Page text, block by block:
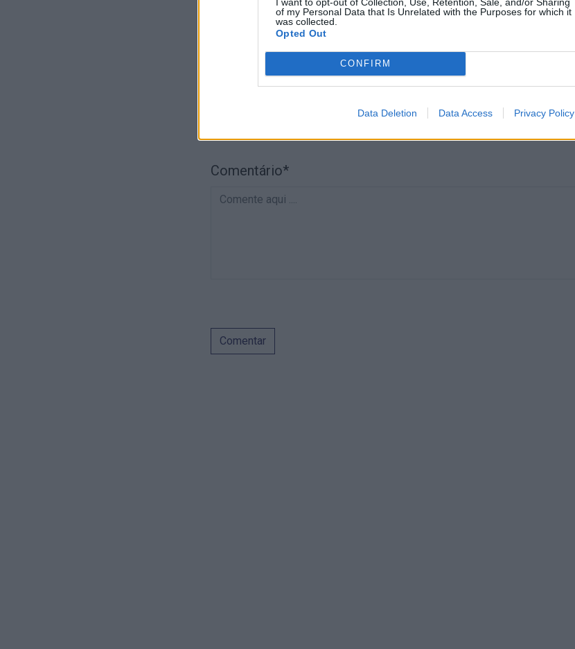
of my Personal Data that Is Unrelated with the Purposes for which it
was collected.
Opted Out
CONFIRM
Data Deletion Data Access Privacy Policy
Comentário*
Comentar